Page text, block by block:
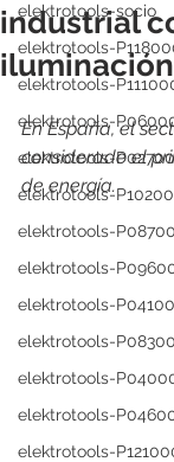
elektrotools-socio
elektrotools-
elektrotools-
elektrotools-
elektrotools-
elektrotools-
elektrotools-
elektrotools-
elektrotools-
elektrotools-
elektrotools-
elektrotools-
elektrotools-
industrial
En España, el
considerado el
de energía.